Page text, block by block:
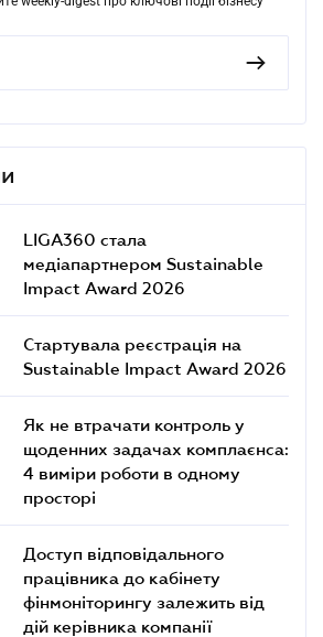
LIGA360 стала
медіапартнером Sustainable
Impact Award 2026
Стартувала реєстрація на
Sustainable Impact Award 2026
Як не втрачати контроль у
щоденних задачах комплаєнса:
4 виміри роботи в одному
просторі
Доступ відповідального
працівника до кабінету
фінмоніторингу залежить від
дій керівника компанії